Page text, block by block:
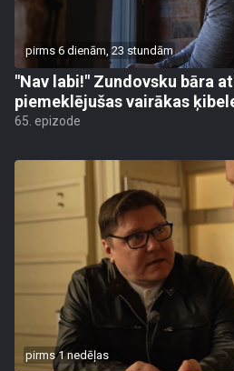
pirms 6 dienām, 23 stundām
"Nav labi!" Zundovsku bāra
piemeklējušas vairākas
65. epizode
pirms 1 nedēļas